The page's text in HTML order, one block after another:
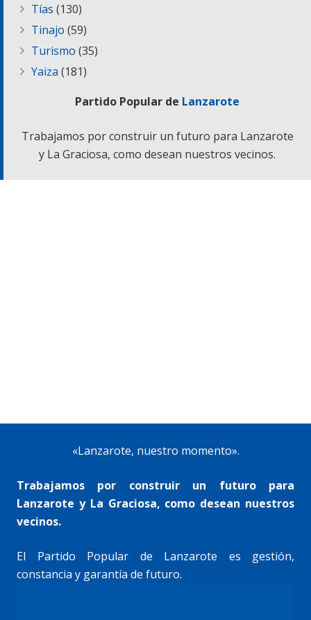
Tías (130)
Tinajo (59)
Turismo (35)
Yaiza (181)
Partido Popular de Lanzarote
Trabajamos por construir un futuro para Lanzarote
y La Graciosa, como desean nuestros vecinos.
«Lanzarote, nuestro momento».
Trabajamos por construir un futuro para
Lanzarote y La Graciosa, como desean nuestros
vecinos.
El Partido Popular de Lanzarote es gestión,
constancia y garantía de futuro.